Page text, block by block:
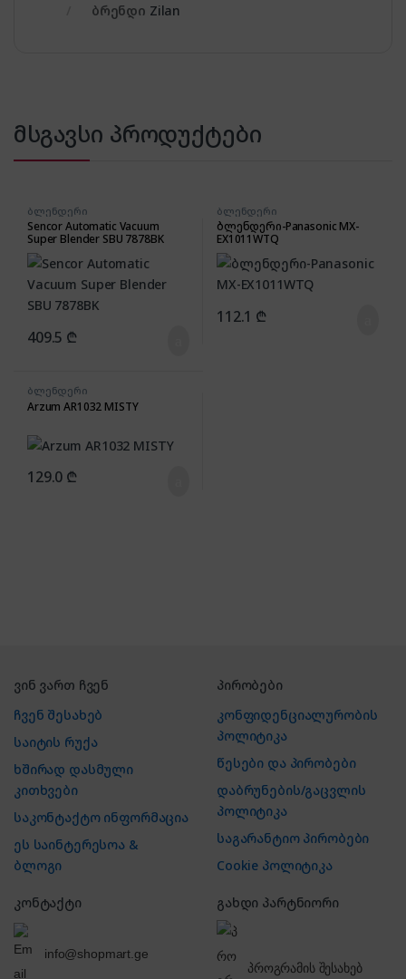
ბრენდი Zilan
მსგავსი პროდუქტები
ბლენდერი
Sencor Automatic Vacuum
Super Blender SBU 7878BK
409.5 ₾
ბლენდერი
ბლენდერი-Panasonic MX-
EX1011WTQ
112.1 ₾
ბლენდერი
Arzum AR1032 MISTY
129.0 ₾
ვინ ვართ ჩვენ
ჩვენ შესახებ
საიტის რუქა
ხშირად დასმული
კითხვები
საკონტაქტო ინფორმაცია
ეს საინტერესოა &
ბლოგი
პირობები
კონფიდენციალურობის
პოლიტიკა
წესები და პირობები
დაბრუნების/გაცვლის
პოლიტიკა
საგარანტიო პირობები
Cookie პოლიტიკა
კონტაქტი
info@shopmart.ge
გახდი პარტნიორი
პროგრამის შესახებ